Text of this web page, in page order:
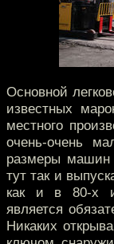
Основной
известных
местного
очень-очень
размеры машин
тут так и
как и в 80-х и
является
Никаких